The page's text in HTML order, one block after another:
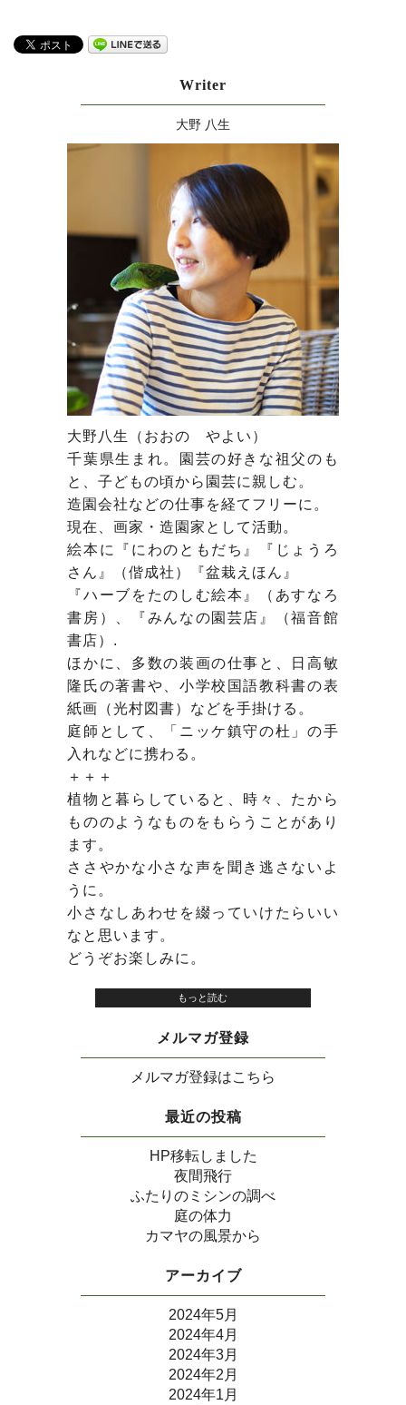
Writer
大野 八生
大野八生（おおの やよい）
千葉県生まれ。園芸の好きな祖父のも
と、子どもの頃から園芸に親しむ。
造園会社などの仕事を経てフリーに。
現在、画家・造園家として活動。
絵本に『にわのともだち』『じょうろ
さん』（偕成社）『盆栽えほん』
『ハーブをたのしむ絵本』（あすなろ
書房）、『みんなの園芸店』（福音館
書店）.
ほかに、多数の装画の仕事と、日高敏
隆氏の著書や、小学校国語教科書の表
紙画（光村図書）などを手掛ける。
庭師として、「ニッケ鎮守の杜」の手
入れなどに携わる。
＋＋＋
植物と暮らしていると、時々、たから
もののようなものをもらうことがあり
ます。
ささやかな小さな声を聞き逃さないよ
うに。
小さなしあわせを綴っていけたらいい
なと思います。
どうぞお楽しみに。
もっと読む
メルマガ登録
メルマガ登録はこちら
最近の投稿
HP移転しました
夜間飛行
ふたりのミシンの調べ
庭の体力
カマヤの風景から
アーカイブ
2024年5月
2024年4月
2024年3月
2024年2月
2024年1月